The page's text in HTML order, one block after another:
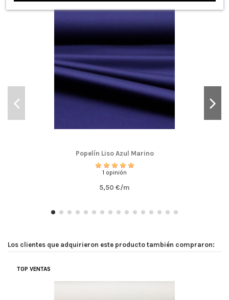
Popelín Liso Azul Marino
1 opinión
5,50 €/m
Los clientes que adquirieron este producto también compraron:
TOP VENTAS